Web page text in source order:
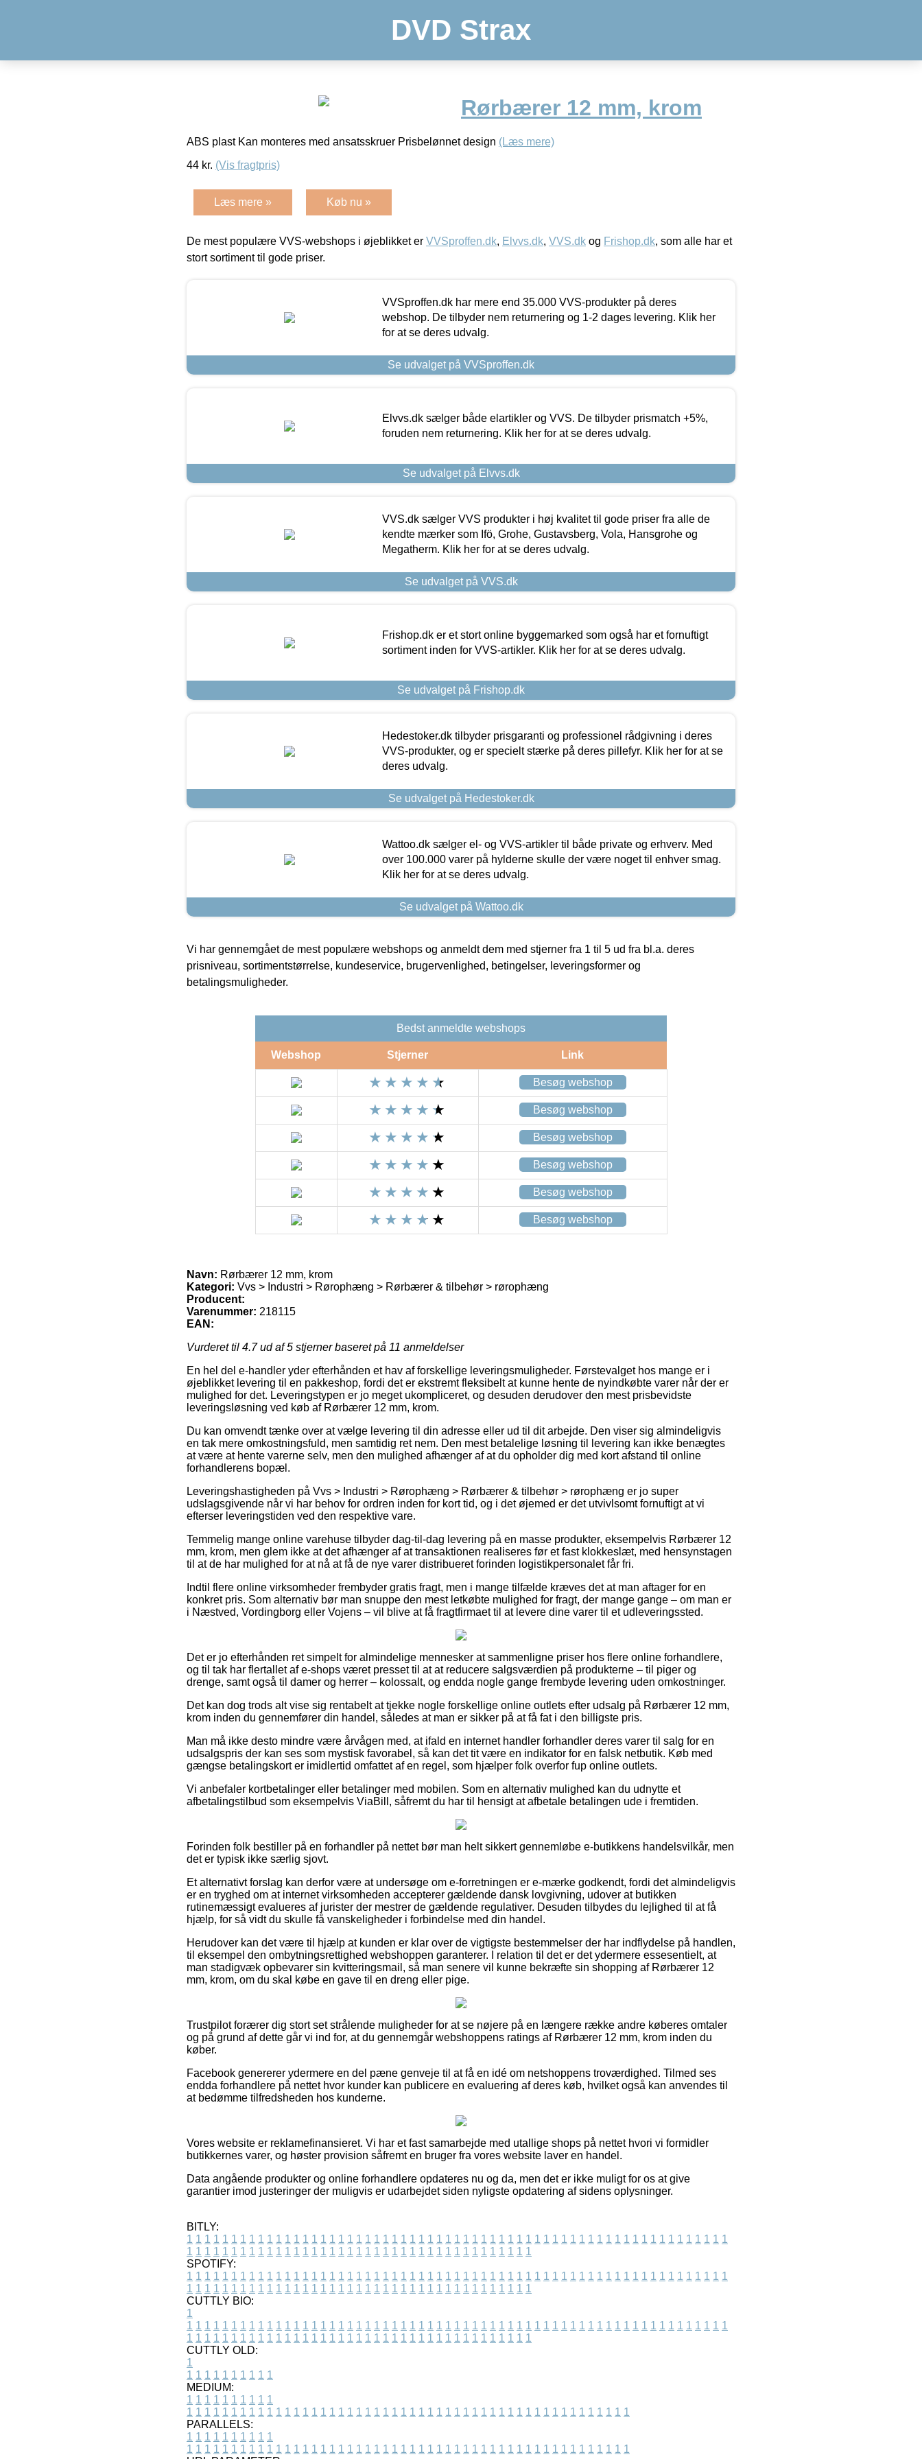
DVD Strax
Rørbærer 12 mm, krom
ABS plast Kan monteres med ansatsskruer Prisbelønnet design (Læs mere)
44 kr. (Vis fragtpris)
Læs mere » Køb nu »
De mest populære VVS-webshops i øjeblikket er VVSproffen.dk, Elvvs.dk, VVS.dk og Frishop.dk, som alle har et
stort sortiment til gode priser.
VVSproffen.dk har mere end 35.000 VVS-produkter på deres
webshop. De tilbyder nem returnering og 1-2 dages levering. Klik her
for at se deres udvalg.
Se udvalget på VVSproffen.dk
Elvvs.dk sælger både elartikler og VVS. De tilbyder prismatch +5%,
foruden nem returnering. Klik her for at se deres udvalg.
Se udvalget på Elvvs.dk
VVS.dk sælger VVS produkter i høj kvalitet til gode priser fra alle de
kendte mærker som Ifö, Grohe, Gustavsberg, Vola, Hansgrohe og
Megatherm. Klik her for at se deres udvalg.
Se udvalget på VVS.dk
Frishop.dk er et stort online byggemarked som også har et fornuftigt
sortiment inden for VVS-artikler. Klik her for at se deres udvalg.
Se udvalget på Frishop.dk
Hedestoker.dk tilbyder prisgaranti og professionel rådgivning i deres
VVS-produkter, og er specielt stærke på deres pillefyr. Klik her for at se
deres udvalg.
Se udvalget på Hedestoker.dk
Wattoo.dk sælger el- og VVS-artikler til både private og erhverv. Med
over 100.000 varer på hylderne skulle der være noget til enhver smag.
Klik her for at se deres udvalg.
Se udvalget på Wattoo.dk
Vi har gennemgået de mest populære webshops og anmeldt dem med stjerner fra 1 til 5 ud fra bl.a. deres
prisniveau, sortimentstørrelse, kundeservice, brugervenlighed, betingelser, leveringsformer og
betalingsmuligheder.
Bedst anmeldte webshops
Webshop Stjerner Link
Besøg webshop
Besøg webshop
Besøg webshop
Besøg webshop
Besøg webshop
Besøg webshop
Navn: Rørbærer 12 mm, krom
Kategori: Vvs > Industri > Rørophæng > Rørbærer & tilbehør > rørophæng
Producent:
Varenummer: 218115
EAN:
Vurderet til 4.7ud af 5 stjerner baseret på 11 anmeldelser
En hel del e-handler yder efterhånden et hav af forskellige leveringsmuligheder. Førstevalget hos mange er i
øjeblikket levering til en pakkeshop, fordi det er ekstremt fleksibelt at kunne hente de nyindkøbte varer når der er
mulighed for det. Leveringstypen er jo meget ukompliceret, og desuden derudover den mest prisbevidste
leveringsløsning ved køb af Rørbærer 12 mm, krom.
Du kan omvendt tænke over at vælge levering til din adresse eller ud til dit arbejde. Den viser sig almindeligvis
en tak mere omkostningsfuld, men samtidig ret nem. Den mest betalelige løsning til levering kan ikke benægtes
at være at hente varerne selv, men den mulighed afhænger af at du opholder dig med kort afstand til online
forhandlerens bopæl.
Leveringshastigheden på Vvs > Industri > Rørophæng > Rørbærer & tilbehør > rørophæng er jo super
udslagsgivende når vi har behov for ordren inden for kort tid, og i det øjemed er det utvivlsomt fornuftigt at vi
efterser leveringstiden ved den respektive vare.
Temmelig mange online varehuse tilbyder dag-til-dag levering på en masse produkter, eksempelvis Rørbærer 12
mm, krom, men glem ikke at det afhænger af at transaktionen realiseres før et fast klokkeslæt, med hensynstagen
til at de har mulighed for at nå at få de nye varer distribueret forinden logistikpersonalet får fri.
Indtil flere online virksomheder frembyder gratis fragt, men i mange tilfælde kræves det at man aftager for en
konkret pris. Som alternativ bør man snuppe den mest letkøbte mulighed for fragt, der mange gange – om man er
i Næstved, Vordingborg eller Vojens – vil blive at få fragtfirmaet til at levere dine varer til et udleveringssted.
Det er jo efterhånden ret simpelt for almindelige mennesker at sammenligne priser hos flere online forhandlere,
og til tak har flertallet af e-shops været presset til at at reducere salgsværdien på produkterne – til piger og
drenge, samt også til damer og herrer – kolossalt, og endda nogle gange frembyde levering uden omkostninger.
Det kan dog trods alt vise sig rentabelt at tjekke nogle forskellige online outlets efter udsalg på Rørbærer 12 mm,
krom inden du gennemfører din handel, således at man er sikker på at få fat i den billigste pris.
Man må ikke desto mindre være årvågen med, at ifald en internet handler forhandler deres varer til salg for en
udsalgspris der kan ses som mystisk favorabel, så kan det tit være en indikator for en falsk netbutik. Køb med
gængse betalingskort er imidlertid omfattet af en regel, som hjælper folk overfor fup online outlets.
Vi anbefaler kortbetalinger eller betalinger med mobilen. Som en alternativ mulighed kan du udnytte et
afbetalingstilbud som eksempelvis ViaBill, såfremt du har til hensigt at afbetale betalingen ude i fremtiden.
Forinden folk bestiller på en forhandler på nettet bør man helt sikkert gennemløbe e-butikkens handelsvilkår, men
det er typisk ikke særlig sjovt.
Et alternativt forslag kan derfor være at undersøge om e-forretningen er e-mærke godkendt, fordi det almindeligvis
er en tryghed om at internet virksomheden accepterer gældende dansk lovgivning, udover at butikken
rutinemæssigt evalueres af jurister der mestrer de gældende regulativer. Desuden tilbydes du lejlighed til at få
hjælp, for så vidt du skulle få vanskeligheder i forbindelse med din handel.
Herudover kan det være til hjælp at kunden er klar over de vigtigste bestemmelser der har indflydelse på handlen,
til eksempel den ombytningsrettighed webshoppen garanterer. I relation til det er det ydermere essesentielt, at
man stadigvæk opbevarer sin kvitteringsmail, så man senere vil kunne bekræfte sin shopping af Rørbærer 12
mm, krom, om du skal købe en gave til en dreng eller pige.
Trustpilot forærer dig stort set strålende muligheder for at se nøjere på en længere række andre køberes omtaler
og på grund af dette går vi ind for, at du gennemgår webshoppens ratings af Rørbærer 12 mm, krom inden du
køber.
Facebook genererer ydermere en del pæne genveje til at få en idé om netshoppens troværdighed. Tilmed ses
endda forhandlere på nettet hvor kunder kan publicere en evaluering af deres køb, hvilket også kan anvendes til
at bedømme tilfredsheden hos kunderne.
Vores website er reklamefinansieret. Vi har et fast samarbejde med utallige shops på nettet hvori vi formidler
butikkernes varer, og høster provision såfremt en bruger fra vores website laver en handel.
Data angående produkter og online forhandlere opdateres nu og da, men det er ikke muligt for os at give
garantier imod justeringer der muligvis er udarbejdet siden nyligste opdatering af sidens oplysninger.
BITLY:
1 1 1 1 1 1 1 1 1 1 1 1 1 1 1 1 1 1 1 1 1 1 1 1 1 1 1 1 1 1 1 1 1 1 1 1 1 1 1 1 1 1 1 1 1 1 1 1 1 1 1 1 1 1 1 1 1 1 1 1 1
1 1 1 1 1 1 1 1 1 1 1 1 1 1 1 1 1 1 1 1 1 1 1 1 1 1 1 1 1 1 1 1 1 1 1 1 1 1 1
SPOTIFY:
1 1 1 1 1 1 1 1 1 1 1 1 1 1 1 1 1 1 1 1 1 1 1 1 1 1 1 1 1 1 1 1 1 1 1 1 1 1 1 1 1 1 1 1 1 1 1 1 1 1 1 1 1 1 1 1 1 1 1 1 1
1 1 1 1 1 1 1 1 1 1 1 1 1 1 1 1 1 1 1 1 1 1 1 1 1 1 1 1 1 1 1 1 1 1 1 1 1 1 1
CUTTLY BIO:
1
1 1 1 1 1 1 1 1 1 1 1 1 1 1 1 1 1 1 1 1 1 1 1 1 1 1 1 1 1 1 1 1 1 1 1 1 1 1 1 1 1 1 1 1 1 1 1 1 1 1 1 1 1 1 1 1 1 1 1 1 1
1 1 1 1 1 1 1 1 1 1 1 1 1 1 1 1 1 1 1 1 1 1 1 1 1 1 1 1 1 1 1 1 1 1 1 1 1 1 1
CUTTLY OLD:
1
1 1 1 1 1 1 1 1 1 1
MEDIUM:
1 1 1 1 1 1 1 1 1 1
1 1 1 1 1 1 1 1 1 1 1 1 1 1 1 1 1 1 1 1 1 1 1 1 1 1 1 1 1 1 1 1 1 1 1 1 1 1 1 1 1 1 1 1 1 1 1 1 1 1
PARALLELS:
1 1 1 1 1 1 1 1 1 1
1 1 1 1 1 1 1 1 1 1 1 1 1 1 1 1 1 1 1 1 1 1 1 1 1 1 1 1 1 1 1 1 1 1 1 1 1 1 1 1 1 1 1 1 1 1 1 1 1 1